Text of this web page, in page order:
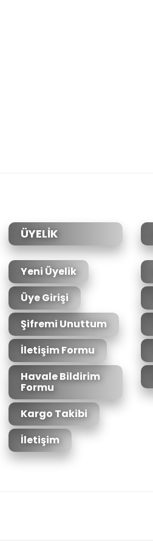
ÜYELİK
Yeni Üyelik
Üye Girişi
Şifremi Unuttum
İletişim Formu
Havale Bildirim
Formu
Kargo Takibi
İletişim